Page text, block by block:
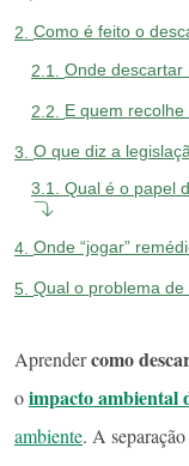
2. Como é feito o
2.1.
Onde descartar
2.2. E quem
3. O que diz a
3.1.
Qual é o papel
4. Onde “jogar”
5. Qual o problema
Aprendercomo
oimpacto ambiental
ambiente. A